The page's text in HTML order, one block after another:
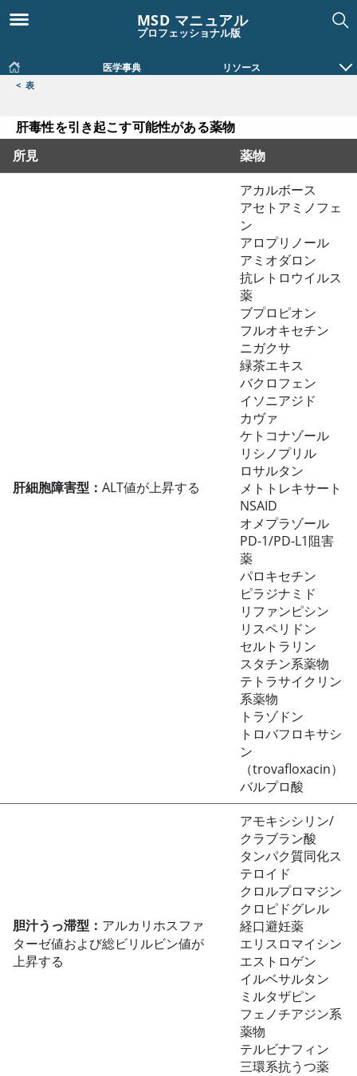
MSD マニュアル
プロフェッショナル版
医学事典 リソース
< 表
肝毒性を引き起こす可能性がある薬物
所見 薬物
肝細胞障害型： ALT値が上昇する
アカルボース
アセトアミノフェ
ン
アロプリノール
アミオダロン
抗レトロウイルス
薬
ブプロピオン
フルオキセチン
ニガクサ
緑茶エキス
バクロフェン
イソニアジド
カヴァ
ケトコナゾール
リシノプリル
ロサルタン
メトトレキサート
NSAID
オメプラゾール
PD-1/PD-L1阻害
薬
パロキセチン
ピラジナミド
リファンピシン
リスペリドン
セルトラリン
スタチン系薬物
テトラサイクリン
系薬物
トラゾドン
トロバフロキサシ
ン
（trovafloxacin）
バルプロ酸
胆汁うっ滞型： アルカリホスファ
ターゼ値および総ビリルビン値が
上昇する
アモキシシリン/
クラブラン酸
タンパク質同化ス
テロイド
クロルプロマジン
クロピドグレル
経口避妊薬
エリスロマイシン
エストロゲン
イルベサルタン
ミルタザピン
フェノチアジン系
薬物
テルビナフィン
三環系抗うつ薬